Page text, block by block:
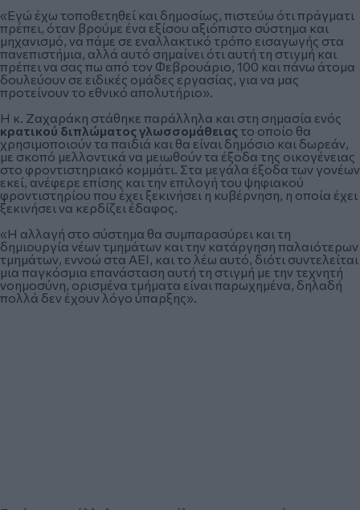
«Εγώ έχω τοποθετηθεί και δημοσίως, πιστεύω ότι πράγματι
πρέπει, όταν βρούμε ένα εξίσου αξιόπιστο σύστημα και
μηχανισμό, να πάμε σε εναλλακτικό τρόπο εισαγωγής στα
πανεπιστήμια, αλλά αυτό σημαίνει ότι αυτή τη στιγμή και
πρέπει να σας πω από τον Φεβρουάριο, 100 και πάνω άτομα
δουλεύουν σε ειδικές ομάδες εργασίας, για να μας
προτείνουν το εθνικό απολυτήριο».
Η κ. Ζαχαράκη στάθηκε παράλληλα και στη σημασία ενός
κρατικού διπλώματος γλωσσομάθειαςτο οποίο θα
χρησιμοποιούν τα παιδιά και θα είναι δημόσιο και δωρεάν,
με σκοπό μελλοντικά να μειωθούν τα έξοδα της οικογένειας
στο φροντιστηριακό κομμάτι. Στα μεγάλα έξοδα των γονέων
εκεί, ανέφερε επίσης και την επιλογή του ψηφιακού
φροντιστηρίου που έχει ξεκινήσει η κυβέρνηση, η οποία έχει
ξεκινήσει να κερδίζει έδαφος.
«Η αλλαγή στο σύστημα θα συμπαρασύρει και τη
δημιουργία νέων τμημάτων και την κατάργηση παλαιότερων
τμημάτων, εννοώ στα ΑΕΙ, και το λέω αυτό, διότι συντελείται
μια παγκόσμια επανάσταση αυτή τη στιγμή με την τεχνητή
νοημοσύνη, ορισμένα τμήματα είναι παρωχημένα, δηλαδή
πολλά δεν έχουν λόγο ύπαρξης».